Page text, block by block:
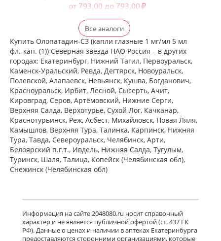
от 793,00 до 793,00
Визаллергол (капли глазные 0.2% 2,5
мл фл.) Сентисс Фарма Пвт.Лтд -
Индия
есть в 1 аптеках
от 735,00 до 735,00
Олопаталлерг (капли глазные 0,1% 5
мл флакон-капельница)
К.О.Ромфарм Компани С.Р.Л. -
Румыния
есть в 1 аптеках
от 641,00 до 641,00
Олофтадин ЭКО Аннул. (капли
глазные 1 мг/мл 5 мл № 1 фл.)
Варшавский фармацевтический
завод Польфа АО Польша
Олоридин (капли глазные 0.1 % 5 мл
флакон-капельница) Гротекс ООО г.
Санкт-Петербург Россия
есть в 1 аптеках
Все аналоги
Купить Олопатадин-СЗ (капли глазные 1 мг/мл 5 мл
фл.-кап. (1)) Северная звезда НАО Россия – в других
городах: Екатеринбург, Нижний Тагил, Первоуральск,
Каменск-Уральский, Ревда, Дегтярск, Новоуральск,
Полевской, Алапаевск, Невьянск, Кушва, Богданович,
Красноуральск, Ирбит, Лесной, Сысерть, Ачит,
Кировград, Серов, Артёмовский, Нижние Cерги,
Верхняя Салда, Верхотурье, Сухой Лог, Качканар,
Краснотурьинск, Реж, Асбест, Михайловск, Новая Ляля,
Камышлов, Верхняя Тура, Талинка, Карпинск, Нижняя
Тура, Тавда, Североуральск, Челябинск, Арти,
Белоярский п.г.т., Ивдель, Нижняя Салда, Тугулым,
Туринск, Шаля, Талица, Копейск (Челябинская обл),
Снежинск (Челябинская обл)
Информация на сайте 2048080.ru носит справочный
характер и не является публичной офертой (ст. 437 ГК
РФ). Данные о ценах и наличии в аптеках Екатеринбурга
предоставляются сторонними организациями, которые